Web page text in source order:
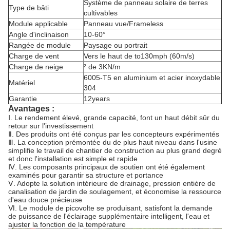
Type de bâti
Système de panneau solaire de terres
cultivables
Module applicable
Panneau vue/Frameless
Angle d'inclinaison
10-60°
Rangée de module
Paysage ou portrait
Charge de vent
Vers le haut de to130mph (60m/s)
Charge de neige
² de 3KN/m
Matériel
6005-T5 en aluminium et acier inoxydable
304
Garantie
12years
Avantages :
Ⅰ. Le rendement élevé, grande capacité, font un haut débit sûr du
retour sur l'investissement
Ⅱ. Des produits ont été conçus par les concepteurs expérimentés
Ⅲ. La conception prémontée du de plus haut niveau dans l'usine
simplifie le travail de chantier de construction au plus grand degré
et donc l'installation est simple et rapide
Ⅳ. Les composants principaux de soutien ont été également
examinés pour garantir sa structure et portance
Ⅴ. Adopte la solution intérieure de drainage, pression entière de
canalisation de jardin de soulagement, et économise la ressource
d'eau douce précieuse
Ⅵ. Le module de picovolte se produisant, satisfont la demande
de puissance de l'éclairage supplémentaire intelligent, l'eau et
ajuster la fonction de la température